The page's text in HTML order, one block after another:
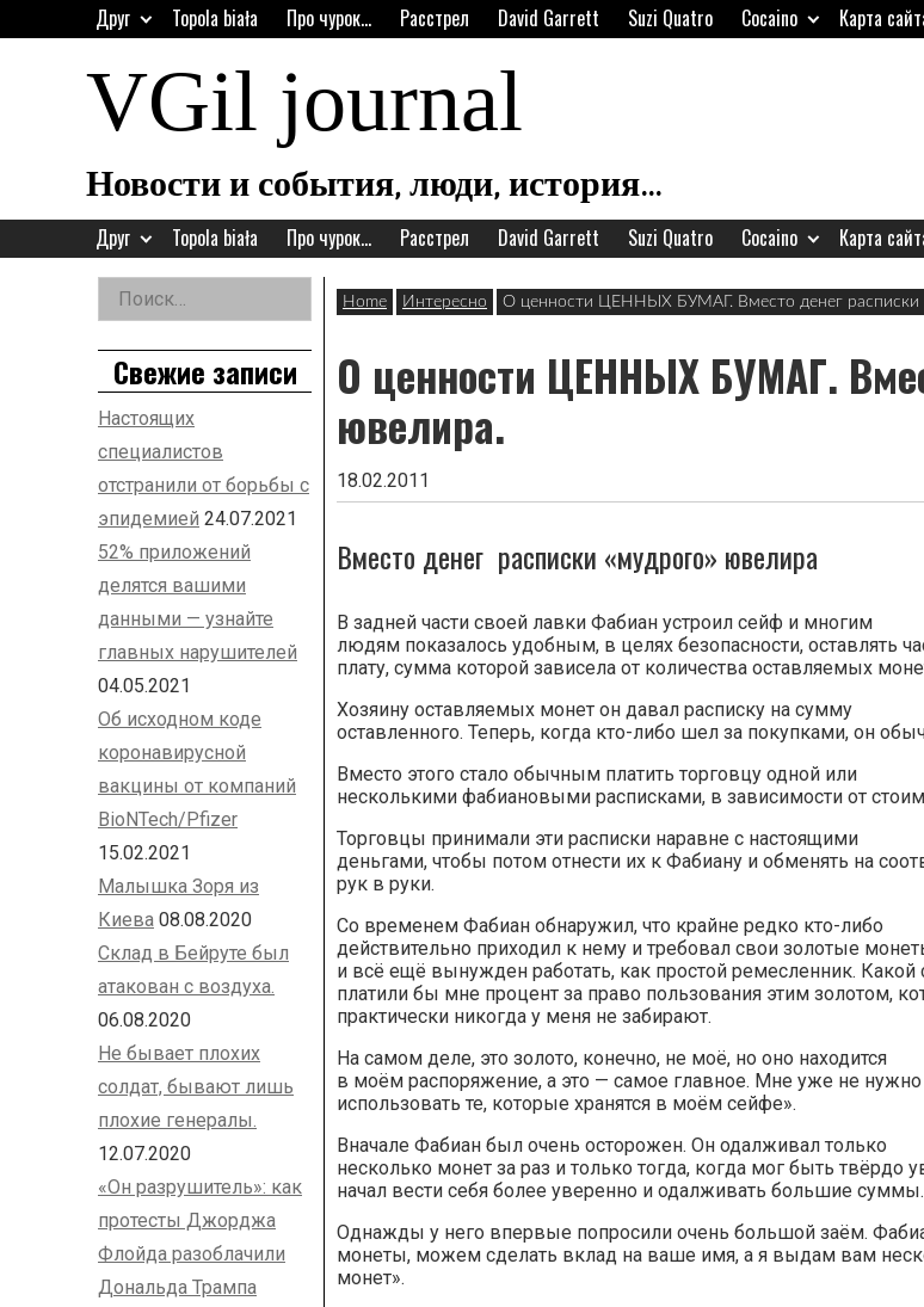
to
Друг Topola biała Про чурок… Расстрел David Garrett Suzi Quatro Cocaino Карта
VGil journal
Новости и события, люди, история…
Друг Topola biała Про чурок… Расстрел David Garrett Suzi Quatro Cocaino Карта
Home Интересно О ценности ЦЕННЫХ БУМАГ. Вместо денег расписки
О ценности ЦЕННЫХ БУМАГ.
ювелира.
18.02.2011
Вместо денег расписки «мудрого» ювелира
В задней части своей лавки Фабиан устроил сейф и многим
людям показалось удобным, в целях безопасности, оставлять
плату, сумма которой зависела от количества оставляемых
Хозяину оставляемых монет он давал расписку на сумму
оставленного. Теперь, когда кто-либо шел за покупками, он
Вместо этого стало обычным платить торговцу одной или
несколькими фабиановыми расписками, в зависимости от
Торговцы принимали эти расписки наравне с настоящими
деньгами, чтобы потом отнести их к Фабиану и обменять на
рук в руки.
Со временем Фабиан обнаружил, что крайне редко кто-либо
действительно приходил к нему и требовал свои золотые
и всё ещё вынужден работать, как простой ремесленник.
платили бы мне процент за право пользования этим золотом,
практически никогда у меня не забирают.
На самом деле, это золото, конечно, не моё, но оно находится
в моём распоряжение, а это — самое главное. Мне уже не
использовать те, которые хранятся в моём сейфе».
Вначале Фабиан был очень осторожен. Он одалживал только
несколько монет за раз и только тогда, когда мог быть
начал вести себя более уверенно и одалживать большие суммы.
Однажды у него впервые попросили очень большой заём.
монеты, можем сделать вклад на ваше имя, а я выдам вам
монет».
Left
Asides
Найти:
Свежие записи
Настоящих
специалистов
отстранили от борьбы с
эпидемией 24.07.2021
52% приложений
делятся вашими
данными — узнайте
главных нарушителей
04.05.2021
Об исходном коде
коронавирусной
вакцины от компаний
BioNTech/Pfizer
15.02.2021
Малышка Зоря из
Киева 08.08.2020
Склад в Бейруте был
атакован с воздуха.
06.08.2020
Не бывает плохих
солдат, бывают лишь
плохие генералы.
12.07.2020
«Он разрушитель»: как
протесты Джорджа
Флойда разоблачили
Дональда Трампа